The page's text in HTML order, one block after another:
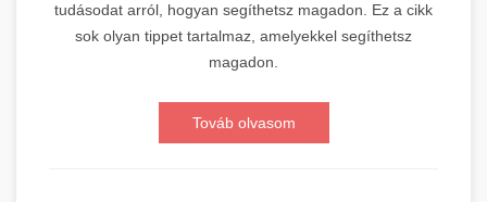
tudásodat arról, hogyan segíthetsz magadon. Ez a cikk
sok olyan tippet tartalmaz, amelyekkel segíthetsz
magadon.
Továb olvasom